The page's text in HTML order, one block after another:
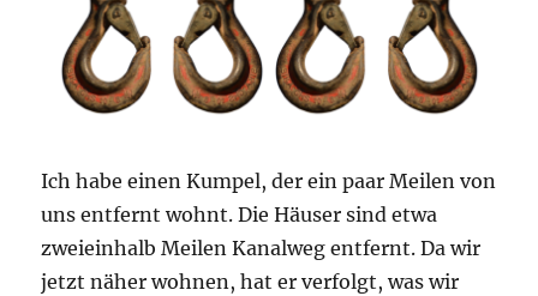
Ich habe einen Kumpel, der ein paar Meilen von
uns entfernt wohnt. Die Häuser sind etwa
zweieinhalb Meilen Kanalweg entfernt. Da wir
jetzt näher wohnen, hat er verfolgt, was wir